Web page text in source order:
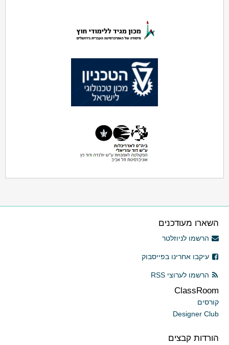
השארו מעודכנים
הרשמו לניוזלטר
עיקבו אחרינו בפייסבוק
הרשמו לערוצי RSS
ClassRoom
קורסים
Designer Club
הורדות קבצים